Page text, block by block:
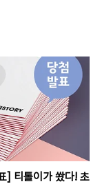
] 티톨이가 쐈다! 초